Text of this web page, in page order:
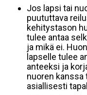
Jos lapsi tai
puututtava
kehitystason
tulee antaa
ja mikä ei.
lapselle tulee
anteeksi ja
nuoren
asiallisesti